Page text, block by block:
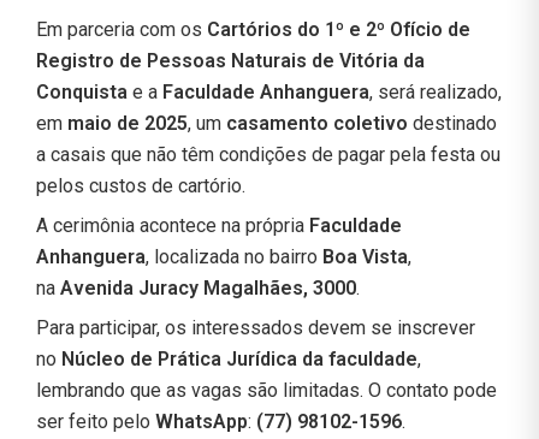
Em parceria com os Cartórios do 1º e 2º Ofício de
Registro de Pessoas Naturais de Vitória da
Conquista e a Faculdade Anhanguera, será realizado,
em maio de 2025, um casamento coletivo destinado
a casais que não têm condições de pagar pela festa ou
pelos custos de cartório.
A cerimônia acontece na própria Faculdade
Anhanguera, localizada no bairro Boa Vista,
na Avenida Juracy Magalhães, 3000.
Para participar, os interessados devem se inscrever
no Núcleo de Prática Jurídica da faculdade,
lembrando que as vagas são limitadas. O contato pode
ser feito pelo WhatsApp: (77) 98102-1596.